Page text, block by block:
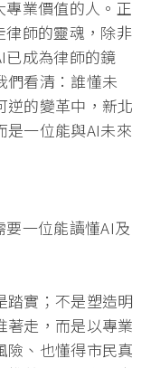
專業價值的人。正
律師的靈魂，除非
已成為律師的鏡
看清： 誰懂未
的變革中， 新北
是一位能與AI未來
要一位能讀懂AI及
踏實；不是塑造明
著走，而是以專業
險、也懂得市民真